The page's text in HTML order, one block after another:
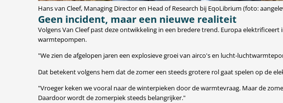
Hans van Cleef, Managing Director en Head of Research bij EqoLibrium (foto:
Geen incident, maar een nieuwe realiteit
Volgens Van Cleef past deze ontwikkeling in een bredere trend. Europa
warmtepompen.
"We zien de afgelopen jaren een explosieve groei van airco's en lucht-
Dat betekent volgens hem dat de zomer een steeds grotere rol gaat spelen op de
"Vroeger keken we vooral naar de winterpieken door de warmtevraag. Maar de
Daardoor wordt de zomerpiek steeds belangrijker."